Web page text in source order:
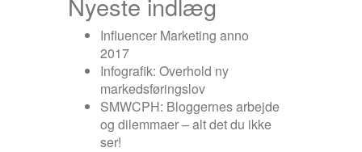
Influencer Marketing anno
2017
Infografik: Overhold ny
markedsføringslov
SMWCPH: Bloggernes arbejde
og dilemmaer – alt det du ikke
ser!